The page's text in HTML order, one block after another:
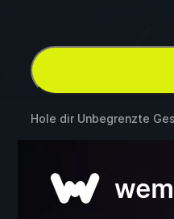
Hole dir Unbegrenzte